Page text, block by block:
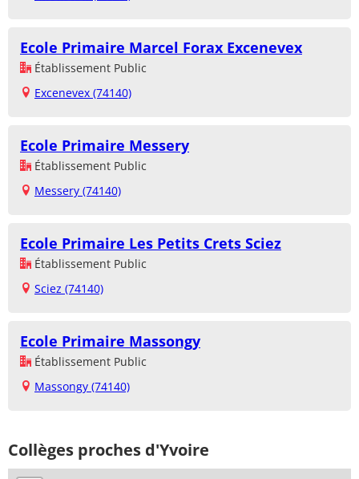
Ecole Primaire Marcel Forax Excenevex
Établissement Public
Excenevex (74140)
Ecole Primaire Messery
Établissement Public
Messery (74140)
Ecole Primaire Les Petits Crets Sciez
Établissement Public
Sciez (74140)
Ecole Primaire Massongy
Établissement Public
Massongy (74140)
Collèges proches d'Yvoire